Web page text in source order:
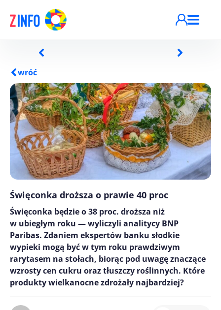
wróć
Święconka droższa o prawie 40 proc
Święconka będzie o 38 proc. droższa niż
w ubiegłym roku — wyliczyli analitycy BNP
Paribas. Zdaniem ekspertów banku słodkie
wypieki mogą być w tym roku prawdziwym
rarytasem na stołach, biorąc pod uwagę znaczące
wzrosty cen cukru oraz tłuszczy roślinnych. Które
produkty wielkanocne zdrożały najbardziej?